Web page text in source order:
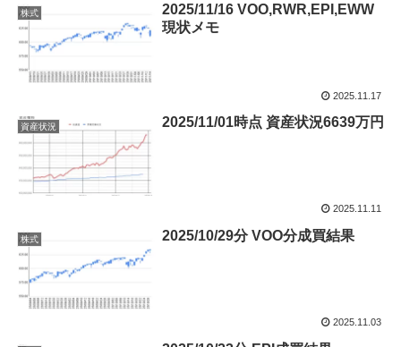
株式
2025/11/16 VOO,RWR,EPI,EWW
現状メモ
2025.11.17
資産状況 2025/11/01時点 資産状況6639万円
2025.11.11
株式 2025/10/29分 VOO分成買結果
2025.11.03